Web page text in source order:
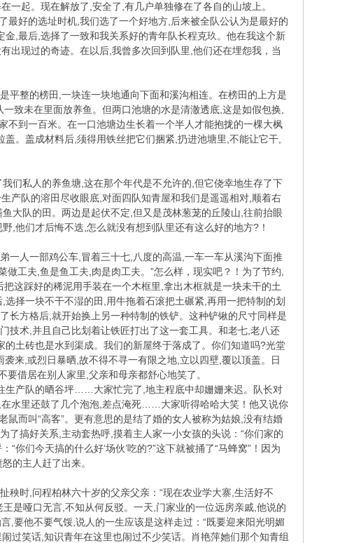
起。现在解放了,安全了,有几户单独修在了各自的山坡上。
最好的选址时机,我们选了一个好地方,后来被全队公认为是最好的
,最后,选择了一致和我关系好的青年队长程克玖。他在我这个新
出现过的奇迹。在以后,我曾多次回到队里,他们还在埋怨我，当
整的榜田,一块连一块地通向下面和溪沟相连。在榜田的上方是
致未在里面放养鱼。但两口池塘的水是清澈透底,这是如假包换,
到一百米。在一口池塘边生长着一个半人才能抱拢的一棵大枫
。盖成材料后,须得用铁丝把它们捆紧,扔进池塘里,不能让它干,
们私人的养鱼塘,这在那个年代是不允许的,但它侥幸地生存了下
产队的溶田尽收眼底,对面四队知青屋和我们是遥遥相对,顺着右
大队的田。两边是起伏不定,但又是茂林葱茏的丘陵山,往前抬眼
,他们才后悔不迭,怎么就没有想到队里还有这么好的地方?！
人一部鸡公车,冒着三十七,八度的高温,一车一车从溪沟下面推
工夫,鱼是鱼工夫,肉是肉工夫。”怎么样，现实吧？！为了节约,
这踩好的稀泥用手装在一个木框里,拿出木框就是一块未干的土
择一块不干不湿的田,用牛拖着石滚把土碾紧,再用一把特制的划
长方格后,就开始换上另一种特制的铁铲。这种铲锹的尺寸同样是
技术,并且自己比划着让铁匠打出了这一套工具。和老七,老八还
土砖也是水到渠成。我们的新屋终于落成了。你们知道吗?光堂
来,或烈日暴晒,故不得不寻一有限之地,立以四壁,覆以顶盖。日
也不要借居在别人家里,父亲和母亲都舒心地笑了。
生产队的晒谷坪……大家忙完了,地主程底中却姗姗来迟。队长对
水里还鼓了几个泡泡,差点淹死……大家听得哈哈大笑！他又说你
而叫“高客”。更有意思的是结了婚的女人被称为姑娘,没有结婚
搞好关系,主动套热呼,摸着主人家一小女孩的头说：“你们家的
你们今天搞的什么好‘场伙’吃的?”这下就被捅了“马蜂窝”！因为
的主人赶了出来。
时,问程柏林六十岁的父亲父亲：“现在农业学大寨,生活好不
是哑口无言,不知从何反驳。一天,门家业的一位远房亲戚,他说的
,要他不要气馁,说人的一生应该是这样走过：“既要迎来阳光明媚
过笑话,知识青年在这里也闹过不少笑话。肖艳萍她们那个知青组